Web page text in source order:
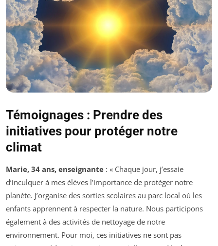
Témoignages : Prendre des
initiatives pour protéger notre
climat
Marie, 34 ans, enseignante : « Chaque jour, j’essaie
d’inculquer à mes élèves l’importance de protéger notre
planète. J’organise des sorties scolaires au parc local où les
enfants apprennent à respecter la nature. Nous participons
également à des activités de nettoyage de notre
environnement. Pour moi, ces initiatives ne sont pas